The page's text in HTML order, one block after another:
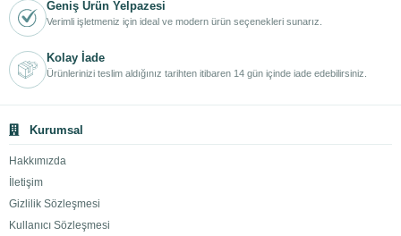
Geniş Ürün Yelpazesi
Verimli işletmeniz için ideal ve modern ürün seçenekleri sunarız.
Kolay İade
Ürünlerinizi teslim aldığınız tarihten itibaren 14 gün içinde iade edebilirsiniz.
Kurumsal
Hakkımızda
İletişim
Gizlilik Sözleşmesi
Kullanıcı Sözleşmesi